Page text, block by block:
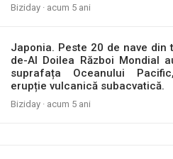
Biziday · acum 5 ani
Japonia. Peste 20 de nave din
de-Al Doilea Război Mondial
suprafața Oceanului
erupție vulcanică subacvatică.
Biziday · acum 5 ani